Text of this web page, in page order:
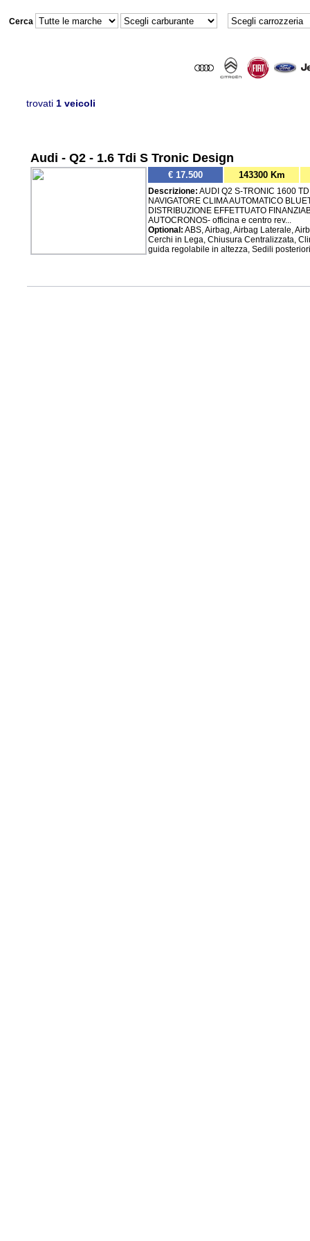
Cerca
Audi - Q2 - 1.6 Tdi S Tronic Design
€ 17.500 143300 Km
Descrizione: AUDI Q2 S-TRONIC 1600
NAVIGATORE CLIMA AUTOMATICO
DISTRIBUZIONE EFFETTUATO
AUTOCRONOS- officina e centro rev...
Optional: ABS, Airbag, Airbag Laterale,
Cerchi in Lega, Chiusura Centralizzata,
guida regolabile in altezza, Sedili
trovati 1 veicoli